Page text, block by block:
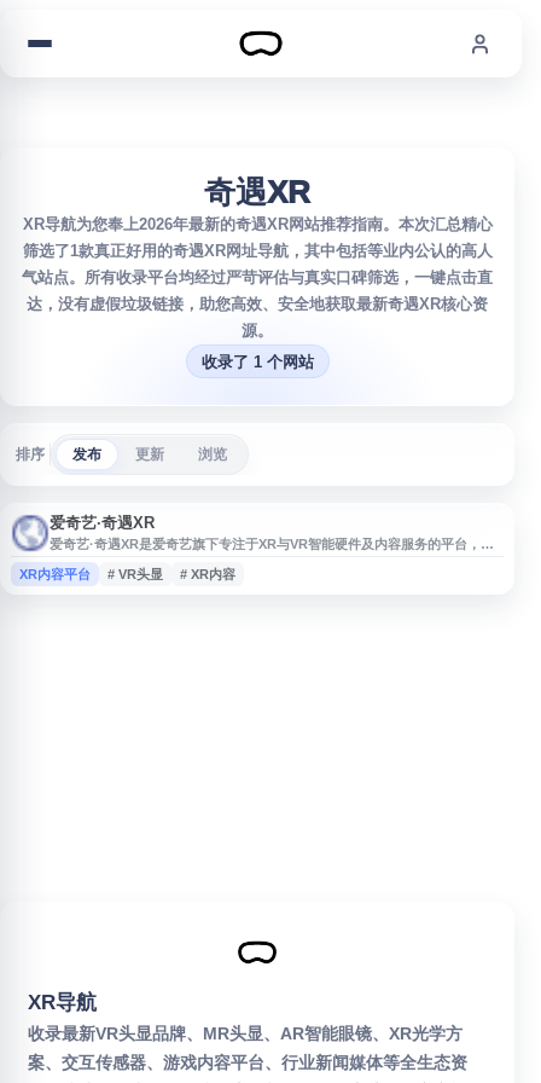
奇遇XR
XR导航为您奉上2026年最新的奇遇XR网站推荐指南。本次汇总精心
筛选了1款真正好用的奇遇XR网址导航，其中包括等业内公认的高人
气站点。所有收录平台均经过严苛评估与真实口碑筛选，一键点击直
达，没有虚假垃圾链接，助您高效、安全地获取最新奇遇XR核心资
源。
收录了 1 个网站
排序 发布 更新 浏览
爱奇艺·奇遇XR
爱奇艺·奇遇XR是爱奇艺旗下专注于XR与VR智能硬件及内容服务的平台，围
绕虚拟现实设备、沉浸式影音、互动娱乐等场景提供相关产品与服务信息。网
站展示奇遇系列设备、应用内容、技术支持及品牌动态，适合关注VR头显、
XR内容平台 # VR头显 # XR内容
XR导航
收录最新VR头显品牌、MR头显、AR智能眼镜、XR光学方
案、交互传感器、游戏内容平台、行业新闻媒体等全生态资